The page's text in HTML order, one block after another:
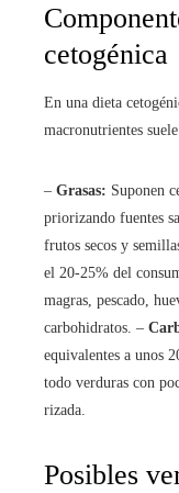
cetogénica
En una dieta
macronutrientes
– Grasas: Suponen
priorizando fuentes
frutos secos y
el 20-25% del
magras, pescado,
carbohidratos. –
equivalentes a unos
todo verduras con
rizada.
Posibles